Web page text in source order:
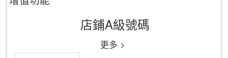
店鋪A級號碼
更多 >